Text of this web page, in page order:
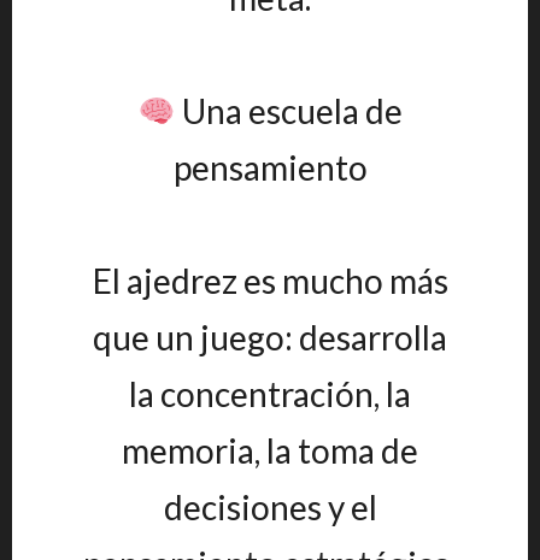
Una escuela de
pensamiento
El ajedrez es mucho más
que un juego: desarrolla
la concentración, la
memoria, la toma de
decisiones y el